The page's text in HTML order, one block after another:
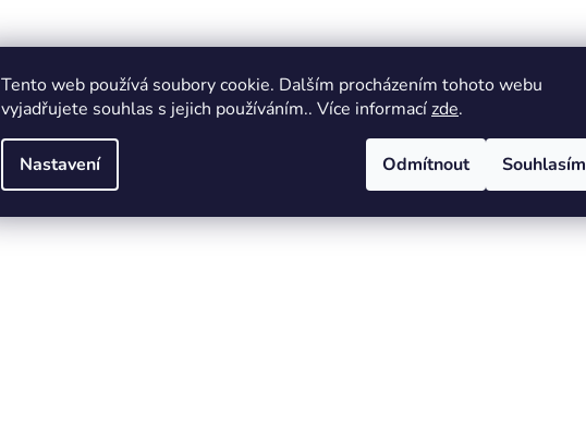
Tento web používá soubory cookie. Dalším procházením tohoto webu
vyjadřujete souhlas s jejich používáním.. Více informacízde.
Nastavení Odmítnout Souhlasím